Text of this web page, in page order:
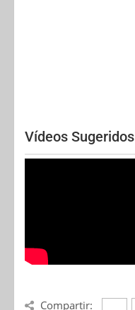
Vídeos Sugeridos
Compartir: